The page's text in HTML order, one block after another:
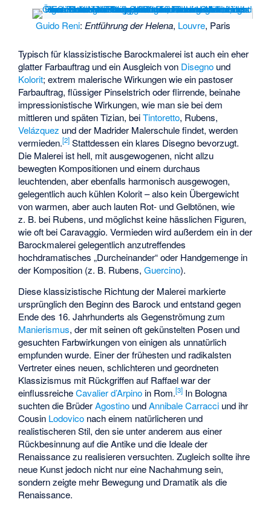
Guido Reni: Entführung der Helena, Louvre, Paris
Typisch für klassizistische Barockmalerei ist auch ein eher
glatter Farbauftrag und ein Ausgleich von Disegno und
Kolorit; extrem malerische Wirkungen wie ein pastoser
Farbauftrag, flüssiger Pinselstrich oder flirrende, beinahe
impressionistische Wirkungen, wie man sie bei dem
mittleren und späten Tizian, beiTintoretto, Rubens,
Velázquez und der Madrider Malerschule findet, werden
vermieden.[2] Stattdessen ein klares Disegno bevorzugt.
Die Malerei ist hell, mit ausgewogenen, nicht allzu
bewegten Kompositionen und einem durchaus
leuchtenden, aber ebenfalls harmonisch ausgewogen,
gelegentlich auch kühlen Kolorit – also kein Übergewicht
von warmen, aber auch lauten Rot- und Gelbtönen, wie
z. B. bei Rubens, und möglichst keine hässlichen Figuren,
wie oft bei Caravaggio. Vermieden wird außerdem ein in der
Barockmalerei gelegentlich anzutreffendes
hochdramatisches „Durcheinander“ oder Handgemenge in
der Komposition (z. B. Rubens,Guercino).
Diese klassizistische Richtung der Malerei markierte
ursprünglich den Beginn des Barock und entstand gegen
Ende des 16. Jahrhunderts als Gegenströmung zum
Manierismus, der mit seinen oft gekünstelten Posen und
gesuchten Farbwirkungen von einigen als unnatürlich
empfunden wurde. Einer der frühesten und radikalsten
Vertreter eines neuen, schlichteren und geordneten
Klassizismus mit Rückgriffen auf Raffael war der
einflussreicheCavalier d’Arpino in Rom.[3] In Bologna
suchten die BrüderAgostino undAnnibale Carracci und ihr
Cousin Lodovico nach einem natürlicheren und
realistischeren Stil, den sie unter anderem aus einer
Rückbesinnung auf die Antike und die Ideale der
Renaissance zu realisieren versuchten. Zugleich sollte ihre
neue Kunst jedoch nicht nur eine Nachahmung sein,
sondern zeigte mehr Bewegung und Dramatik als die
Renaissance.